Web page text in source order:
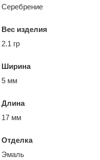
Серебрение
Вес изделия
2.1 гр
Ширина
5 мм
Длина
17 мм
Отделка
Эмаль